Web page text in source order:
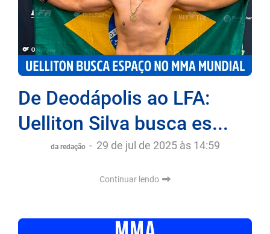
De Deodápolis ao LFA:
Uelliton Silva busca es...
da redação - 29 de jul de 2025 às 14:59
Continuar lendo